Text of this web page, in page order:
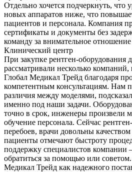
Отдельно хочется подчеркнуть, что
новых аппаратов ниже, что
пациентов и персонала. Компания
сертификаты и документы без
команду за внимательное
Клинический центр
При закупке рентген-
рассматривали несколько
Глобал Медикал Трейд благодаря
компетентным консультациям. Нам
различия между моделями,
именно под наши задачи.
точно в срок, инженеры произвели
обучение персонала. Сейчас
перебоев, врачи довольны
пациенты отмечают быстроту
поддержку специалистов компании
обратиться за помощью или
Медикал Трейд как надежного